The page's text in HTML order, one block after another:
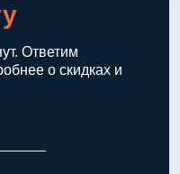
Ответим
о скидках и